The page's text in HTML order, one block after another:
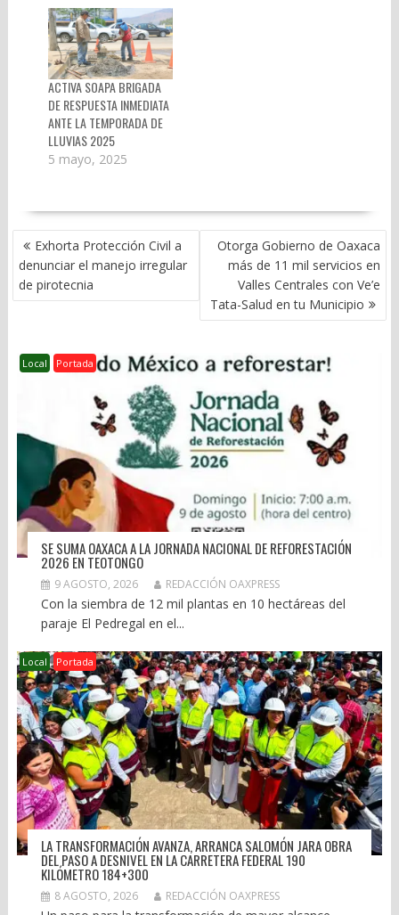
ACTIVA SOAPA BRIGADA
DE RESPUESTA INMEDIATA
ANTE LA TEMPORADA DE
LLUVIAS 2025
5 mayo, 2025
NAVEGACIÓN
DE
ENTRADAS
Exhorta Protección Civil a
denunciar el manejo irregular
de pirotecnia
Otorga Gobierno de Oaxaca
más de 11 mil servicios en
Valles Centrales con Ve’e
Tata-Salud en tu Municipio
Local Portada
SE SUMA OAXACA A LA JORNADA NACIONAL DE REFORESTACIÓN
2026 EN TEOTONGO
9 AGOSTO, 2026 REDACCIÓN OAXPRESS
Con la siembra de 12 mil plantas en 10 hectáreas del
paraje El Pedregal en el...
Local Portada
LA TRANSFORMACIÓN AVANZA, ARRANCA SALOMÓN JARA OBRA
DEL PASO A DESNIVEL EN LA CARRETERA FEDERAL 190
KILÓMETRO 184+300
8 AGOSTO, 2026 REDACCIÓN OAXPRESS